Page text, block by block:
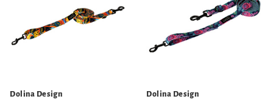
Dolina Design
Dolina Design